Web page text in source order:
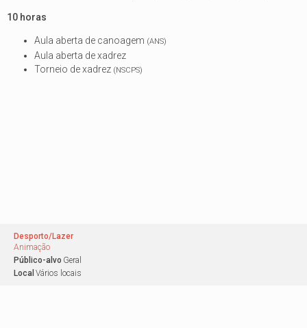
10 horas
Aula aberta de canoagem (ANS)
Aula aberta de xadrez
Torneio de xadrez (NSCPS)
Desporto/Lazer
Animação
Público-alvo Geral
Local Vários locais